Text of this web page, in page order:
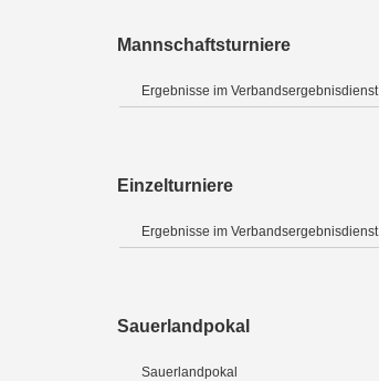
Mannschaftsturniere
Ergebnisse im Verbandsergebnisdienst
Einzelturniere
Ergebnisse im Verbandsergebnisdienst
Sauerlandpokal
Sauerlandpokal